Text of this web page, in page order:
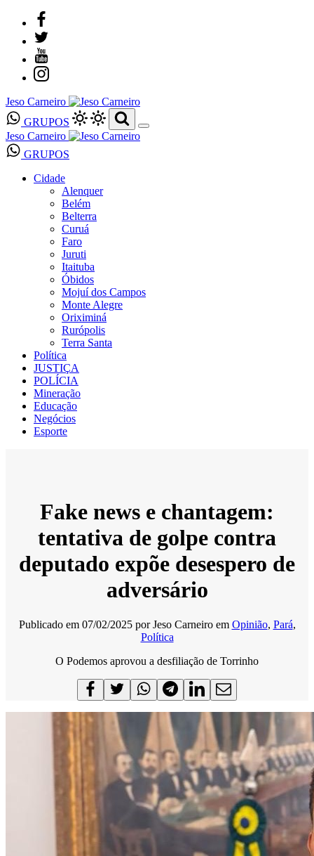
Jeso Carneiro
GRUPOS
Jeso Carneiro
GRUPOS
Cidade
Alenquer
Belém
Belterra
Curuá
Faro
Juruti
Itaituba
Óbidos
Mojuí dos Campos
Monte Alegre
Oriximiná
Rurópolis
Terra Santa
Política
JUSTIÇA
POLÍCIA
Mineração
Educação
Negócios
Esporte
Fake news e chantagem:
tentativa de golpe contra
deputado expõe desespero de
adversário
Publicado em 07/02/2025 porJeso Carneiro em Opinião, Pará,
Política
O Podemos aprovou a desfiliação de Torrinho